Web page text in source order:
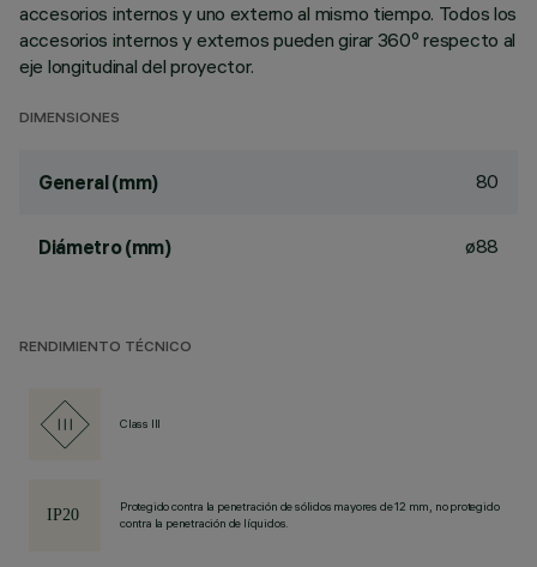
accesorios internos y uno externo al mismo tiempo. Todos los
accesorios internos y externos pueden girar 360º respecto al
eje longitudinal del proyector.
DIMENSIONES
General (mm) 80
Diámetro (mm) ø88
RENDIMIENTO TÉCNICO
Class III
Protegido contra la penetración de sólidos mayores de 12 mm, no protegido
contra la penetración de líquidos.